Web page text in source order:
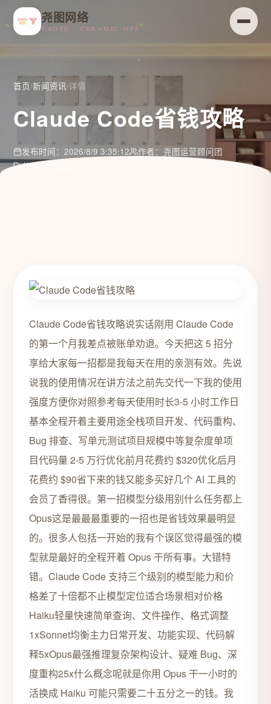
尧图网络
YAOTU · CERAMIC OPS
首页/新闻资讯/详情
Claude Code省钱攻略
发布时间：2026/8/9 3:35:12
作者：尧图运营顾问团
分类：行业资讯
Claude Code省钱攻略说实话刚用 Claude Code
的第一个月我差点被账单劝退。今天把这 5 招分
享给大家每一招都是我每天在用的亲测有效。先说
说我的使用情况在讲方法之前先交代一下我的使用
强度方便你对照参考每天使用时长3-5 小时工作日
基本全程开着主要用途全栈项目开发、代码重构、
Bug 排查、写单元测试项目规模中等复杂度单项
目代码量 2-5 万行优化前月花费约 $320优化后月
花费约 $90省下来的钱又能多买好几个 AI 工具的
会员了香得很。第一招模型分级用别什么任务都上
Opus这是最最最重要的一招也是省钱效果最明显
的。很多人包括一开始的我有个误区觉得最强的模
型就是最好的全程开着 Opus 干所有事。大错特
错。Claude Code 支持三个级别的模型能力和价
格差了十倍都不止模型定位适合场景相对价格
Haiku轻量快速简单查询、文件操作、格式调整
1xSonnet均衡主力日常开发、功能实现、代码解
释5xOpus最强推理复杂架构设计、疑难 Bug、深
度重构25x什么概念呢就是你用 Opus 干一小时的
活换成 Haiku 可能只需要二十五分之一的钱。我